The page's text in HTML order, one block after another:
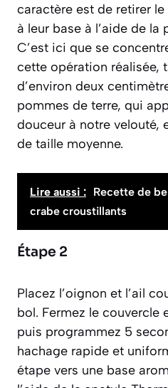
caractère est de retirer
à leur base à l’aide de la
C’est ici que se
cette opération réalisée,
d’environ deux
pommes de terre, qui
douceur à notre velouté,
de taille moyenne.
Lire aussi : Recette de
crabe croustillants
Étape 2
Placez l’oignon et l’ail
bol. Fermez le couvercle
puis programmez 5
hachage rapide et
étape vers une base